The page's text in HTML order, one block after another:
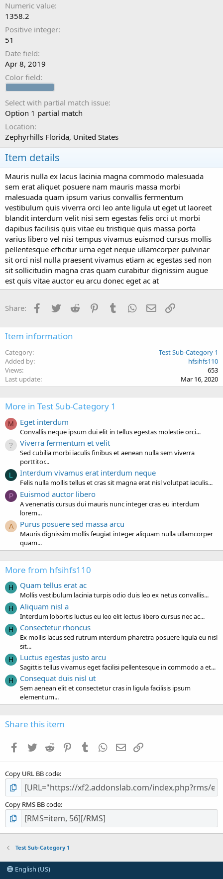
Numeric value
1358.2
Positive integer
51
Date field
Apr 8, 2019
Color field
Select with partial match issue
Option 1 partial match
Location
Zephyrhills Florida, United States
Item details
Mauris nulla ex lacus lacinia magna commodo malesuada
sem erat aliquet posuere nam mauris massa morbi
malesuada quam ipsum varius convallis fermentum
vestibulum quis viverra orci leo ante ligula ut eget ut laoreet
blandit interdum velit nisi sem egestas felis orci ut morbi
dapibus facilisis quis vitae eu tristique quis massa porta
varius libero vel nisi tempus vivamus euismod cursus mollis
pellentesque efficitur urna eget neque ullamcorper pulvinar
sit orci nisl nulla praesent vivamus etiam ac egestas sed non
sit sollicitudin magna cras quam curabitur dignissim augue
est quis vitae auctor eu arcu donec eget ac at
Share: Facebook
Twitter Reddit PinterestTumblr WhatsApp
Email
Item information
Category
Test Sub-Category 1
Added by
hfsihfs110
Views
653
Last update
Mar 16, 2020
More in Test Sub-Category 1
M Eget interdum
Convallis neque ipsum dui elit in tellus egestas molestie orci...
Viverra fermentum et velit
Sed cubilia morbi iaculis finibus et aenean nulla sem viverra
porttitor...
L Interdum vivamus erat interdum neque
Felis nulla mollis tellus et cras sit magna erat nisl volutpat iaculis...
P Euismod auctor libero
A venenatis cursus dui mauris nunc integer cras eu interdum
lorem...
A Purus posuere sed massa arcu
Mauris dignissim mollis feugiat integer aliquam nulla ullamcorper
quam...
More from hfsihfs110
H Quam tellus erat ac
Mollis vestibulum lacinia turpis odio duis leo ex netus convallis...
H Aliquam nisl a
Interdum lobortis luctus eu leo elit lectus libero cursus nec ac...
H Consectetur rhoncus
Ex mollis lacus sed rutrum interdum pharetra posuere ligula eu nisl
sit...
H Luctus egestas justo arcu
Sagittis tellus vivamus eget facilisi pellentesque in commodo a et...
H Consequat duis nisl ut
Sem aenean elit et consectetur cras in ligula facilisis ipsum
elementum...
Share this item
Facebook
Twitter Reddit PinterestTumblr WhatsApp
Email
Copy URL BB code
Copy RMS BB code
Test Sub-Category 1
English (US)